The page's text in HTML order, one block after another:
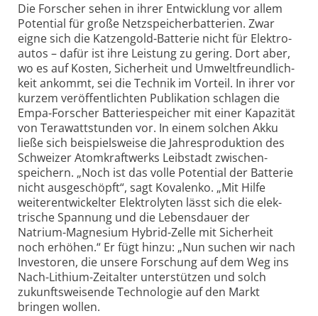
Die Forscher sehen in ihrer Ent­wicklung vor allem
Poten­tial für große Netz­speicher­batterien. Zwar
eigne sich die Katzen­gold-Batterie nicht für Elektro­
autos – dafür ist ihre Leistung zu gering. Dort aber,
wo es auf Kosten, Sicherheit und Umwelt­freundlich­
keit ankommt, sei die Technik im Vorteil. In ihrer vor
kurzem veröffent­lichten Publikation schlagen die
Empa-Forscher Batterie­speicher mit einer Kapazität
von Tera­watt­stunden vor. In einem solchen Akku
ließe sich bei­spiels­weise die Jahres­produktion des
Schweizer Atom­kraftwerks Leib­stadt zwischen­
speichern. „Noch ist das volle Potential der Batterie
nicht aus­ge­schöpft“, sagt Kovalenko. „Mit Hilfe
weiter­entwickelter Elektro­lyten lässt sich die elek­
trische Spannung und die Lebens­dauer der
Natrium-Magnesium Hybrid-Zelle mit Sicherheit
noch erhöhen.“ Er fügt hinzu: „Nun suchen wir nach
Investoren, die unsere For­schung auf dem Weg ins
Nach-Lithium-Zeitalter unterstützen und solch
zukunfts­weisende Techno­logie auf den Markt
bringen wollen.